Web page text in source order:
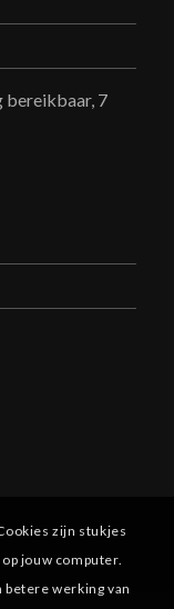
bereikbaar, 7
zijn stukjes
jouw computer.
werking van